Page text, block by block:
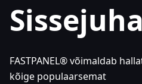
FASTPANEL® võimaldab
kõige populaarsemat